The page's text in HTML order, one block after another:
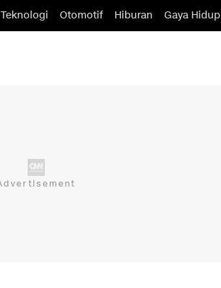
Teknologi Otomotif Hiburan Gaya Hidup